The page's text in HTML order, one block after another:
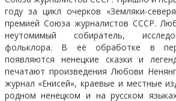
году за цикл очерков «Земляки-
премией Союза журналистов СССР.
неутомимый собиратель,
фольклора. В её обработке в
появляются ненецкие сказки и
печатают произведения Любови
журнал «Енисей», краевые и местные
родном ненецком и на русском